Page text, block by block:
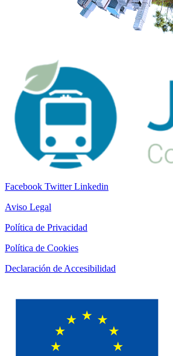
Facebook Twitter Linkedin
Aviso Legal
Política de Privacidad
Política de Cookies
Declaración de Accesibilidad